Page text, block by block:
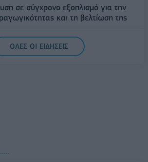
σε σύγχρονο εξοπλισμό για την
και τη βελτίωση της
ΟΛΕΣ ΟΙ ΕΙΔΗΣΕΙΣ